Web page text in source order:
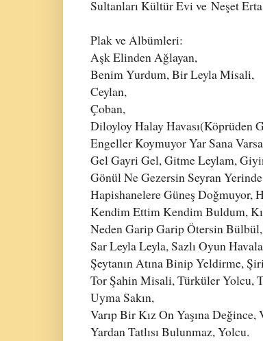
Sultanları Kültür Evi ve Neşet
Plak ve Albümleri:
Aşk Elinden Ağlayan,
Benim Yurdum, Bir Leyla Misali,
Ceylan,
Çoban,
Diloyloy Halay Havası(Köprüden
Engeller Koymuyor Yar Sana
Gel Gayri Gel, Gitme Leylam,
Gönül Ne Gezersin Seyran
Hapishanelere Güneş Doğmuyor,
Kendim Ettim Kendim Buldum,
Neden Garip Garip Ötersin
Sar Leyla Leyla, Sazlı Oyun
Şeytanın Atına Binip Yeldirme,
Tor Şahin Misali, Türküler Yolcu,
Uyma Sakın,
Varıp Bir Kız On Yaşına Değince,
Yardan Tatlısı Bulunmaz, Yolcu.